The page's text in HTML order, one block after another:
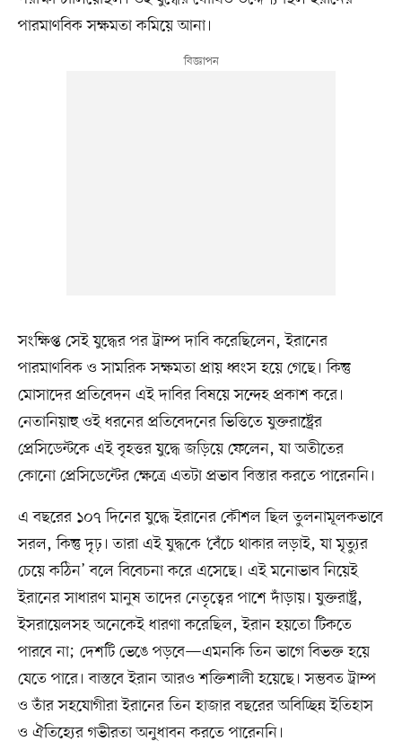
পারমাণবিক সক্ষমতা কমিয়ে আনা।
সংক্ষিপ্ত সেই যুদ্ধের পর ট্রাম্প দাবি করেছিলেন, ইরানের
পারমাণবিক ও সামরিক সক্ষমতা প্রায় ধ্বংস হয়ে গেছে। কিন্তু
মোসাদের প্রতিবেদন এই দাবির বিষয়ে সন্দেহ প্রকাশ করে।
নেতানিয়াহু ওই ধরনের প্রতিবেদনের ভিত্তিতে যুক্তরাষ্ট্রের
প্রেসিডেন্টকে এই বৃহত্তর যুদ্ধে জড়িয়ে ফেলেন, যা অতীতের
কোনো প্রেসিডেন্টের ক্ষেত্রে এতটা প্রভাব বিস্তার করতে পারেননি।
এ বছরের ১০৭ দিনের যুদ্ধে ইরানের কৌশল ছিল তুলনামূলকভাবে
সরল, কিন্তু দৃঢ়। তারা এই যুদ্ধকে ‘বেঁচে থাকার লড়াই, যা মৃত্যুর
চেয়ে কঠিন’ বলে বিবেচনা করে এসেছে। এই মনোভাব নিয়েই
ইরানের সাধারণ মানুষ তাদের নেতৃত্বের পাশে দাঁড়ায়। যুক্তরাষ্ট্র,
ইসরায়েলসহ অনেকেই ধারণা করেছিল, ইরান হয়তো টিকতে
পারবে না; দেশটি ভেঙে পড়বে—এমনকি তিন ভাগে বিভক্ত হয়ে
যেতে পারে। বাস্তবে ইরান আরও শক্তিশালী হয়েছে। সম্ভবত ট্রাম্প
ও তাঁর সহযোগীরা ইরানের তিন হাজার বছরের অবিচ্ছিন্ন ইতিহাস
ও ঐতিহ্যের গভীরতা অনুধাবন করতে পারেননি।